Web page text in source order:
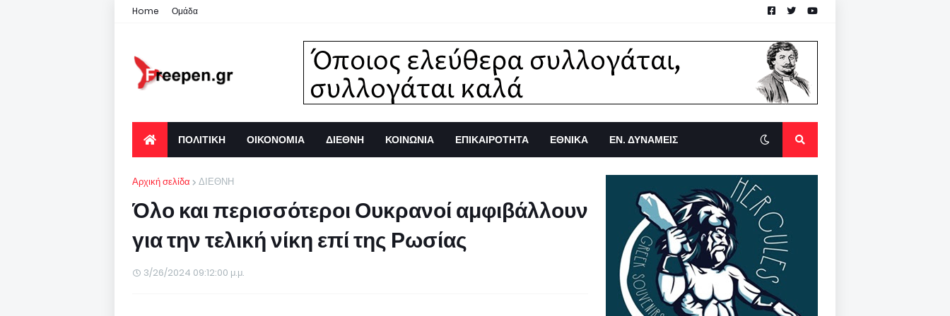
Home Ομάδα
ΠΟΛΙΤΙΚΗ ΟΙΚΟΝΟΜΙΑ ΔΙΕΘΝΗ ΚΟΙΝΩΝΙΑ ΕΠΙΚΑΙΡΟΤΗΤΑ ΕΘΝΙΚΑ ΕΝ. ΔΥΝΑΜΕΙΣ
Αρχική σελίδα ΔΙΕΘΝΗ
Όλο και περισσότεροι Ουκρανοί αμφιβάλλουν
για την τελική νίκη επί της Ρωσίας
3/26/2024 09:12:00 μ.μ.